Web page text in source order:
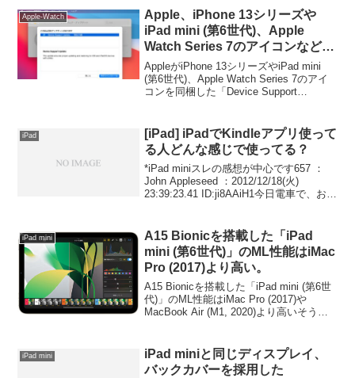
Apple-Watch
Apple、iPhone 13シリーズや
iPad mini (第6世代)、Apple
Watch Series 7のアイコンなどを
同梱した「Device Support
Update」をリリース。
AppleがiPhone 13シリーズやiPad mini
(第6世代)、Apple Watch Series 7のアイ
コンを同梱した「Device Support
iPad
[iPad] iPadでKindleアプリ使って
る人どんな感じで使ってる？
*iPad miniスレの感想が中心です657 ：
John Appleseed ：2012/12/18(火)
23:39:23.41 ID:ji8AAiH1今日電車で、お姉
iPad mini
A15 Bionicを搭載した「iPad
mini (第6世代)」のML性能はiMac
Pro (2017)より高い。
A15 Bionicを搭載した「iPad mini (第6世
代)」のML性能はiMac Pro (2017)や
MacBook Air (M1, 2020)より高いそうで
iPad mini
iPad miniと同じディスプレイ、
バックカバーを採用した